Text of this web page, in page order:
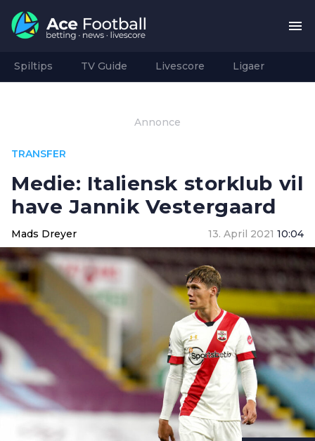
Spiltips TV Guide Livescore Ligaer
Annonce
TRANSFER
Medie: Italiensk storklub vil
have Jannik Vestergaard
Mads Dreyer 13. April 2021 10:04